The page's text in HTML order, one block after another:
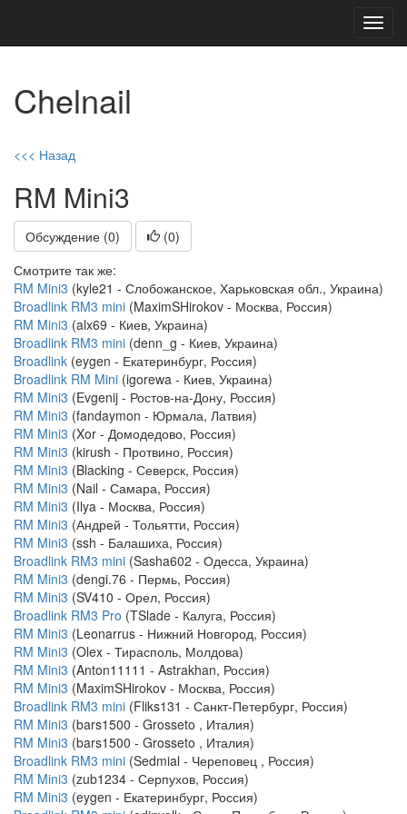
Chelnail
<<< Назад
RM Mini3
Обсуждение (0) (0)
Смотрите так же:
RM Mini3 (kyle21 - Слобожанское, Харьковская обл., Украина)
Broadlink RM3 mini (MaximSHirokov - Москва, Россия)
RM Mini3 (alx69 - Киев, Украина)
Broadlink RM3 mini (denn_g - Киев, Украина)
Broadlink (eygen - Екатеринбург, Россия)
Broadlink RM Mini (igorewa - Киев, Украина)
RM Mini3 (Evgenij - Ростов-на-Дону, Россия)
RM Mini3 (fandaymon - Юрмала, Латвия)
RM Mini3 (Xor - Домодедово, Россия)
RM Mini3 (kirush - Протвино, Россия)
RM Mini3 (Blacking - Северск, Россия)
RM Mini3 (Nail - Самара, Россия)
RM Mini3 (Ilya - Москва, Россия)
RM Mini3 (Андрей - Тольятти, Россия)
RM Mini3 (ssh - Балашиха, Россия)
Broadlink RM3 mini (Sasha602 - Одесса, Украина)
RM Mini3 (dengi.76 - Пермь, Россия)
RM Mini3 (SV410 - Орел, Россия)
Broadlink RM3 Pro (TSlade - Калуга, Россия)
RM Mini3 (Leonarrus - Нижний Новгород, Россия)
RM Mini3 (Olex - Тирасполь, Молдова)
RM Mini3 (Anton11111 - Astrakhan, Россия)
RM Mini3 (MaximSHirokov - Москва, Россия)
Broadlink RM3 mini (Fliks131 - Санкт-Петербург, Россия)
RM Mini3 (bars1500 - Grosseto , Италия)
RM Mini3 (bars1500 - Grosseto , Италия)
Broadlink RM3 mini (Sedmial - Череповец , Россия)
RM Mini3 (zub1234 - Серпухов, Россия)
RM Mini3 (eygen - Екатеринбург, Россия)